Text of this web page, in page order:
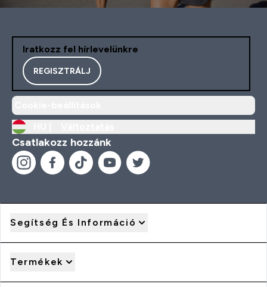
Iratkozz fel hírlevelünkre
REGISZTRÁLJ
Csatlakozz hozzánk
Segítség És Információ
Termékek